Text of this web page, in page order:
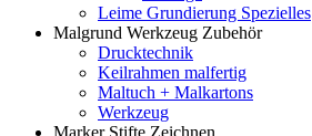
Leime Grundierung Spezielles
Malgrund Werkzeug Zubehör
Drucktechnik
Keilrahmen malfertig
Maltuch + Malkartons
Werkzeug
Marker Stifte Zeichnen